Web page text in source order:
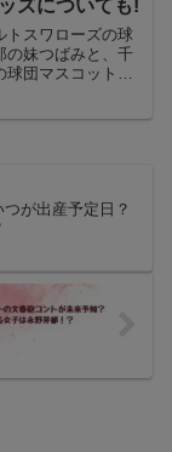
ズについても!
トスワローズの球
の妹つばみと、千
球団マスコットマ
が出産予定日？